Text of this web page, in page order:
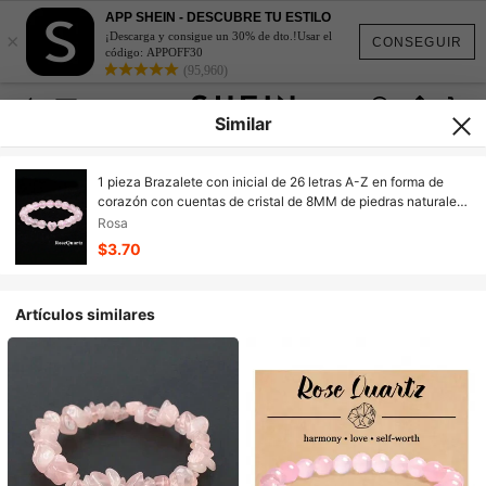
CONSEGUIR
×
APP SHEIN - DESCUBRE TU ESTILO
¡Descarga y consigue un 30% de dto.!Usar el
código: APPOFF30
(95,960)
Similar
1 pieza Brazalete con inicial de 26 letras A-Z en forma de
corazón con cuentas de cristal de 8MM de piedras naturales
reales como amatista, obsidiana, sodalita, cuarzo rosa para
parejas
Rosa
$3.70
Artículos similares